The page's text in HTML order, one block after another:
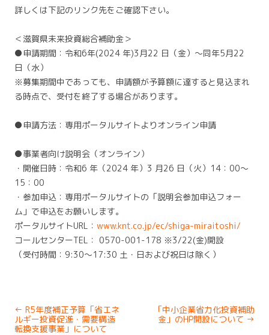
詳しくは下記のリンク先をご確認下さい。
＜滋賀県未来投資総合補助金＞
●申請期間：令和6年(2024 年)3月22 日（金）～同年5月22
日（水）
※募集期間中であっても、申請額が予算額に達すると見込まれ
る時点で、受付を終了する場合があります。
●申請方法：専用ポータルサイトよりオンライン申請
●事業者向け説明会（オンライン）
・開催日時：令和6 年（2024 年）3 月26 日（火）14：00～
15：00
・参加申込：専用ポータルサイトの「説明会参加申込フォー
ム」で申込をお願いします。
ポータルサイトURL： www.knt.co.jp/ec/shiga-miraitoshi/
コールセンターTEL： 0570-001-178 ※3/22(金)開設
（受付時間：9:30～17:30 土・日および祝日は除く）
Post
navigation
← R5年度補正予算「省エネ
ルギー投資促進・需要構造
転換支援事業」について
「中小企業省力化投資補助
金」のHP開設について →